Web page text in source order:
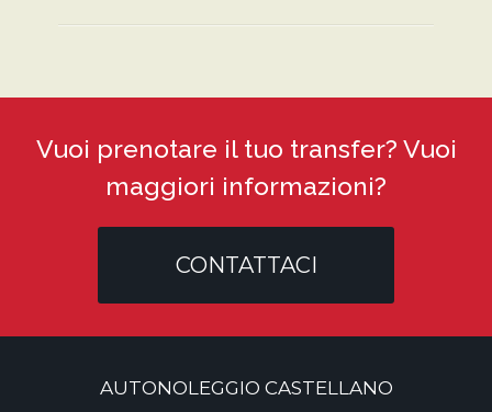
Vuoi prenotare il tuo transfer? Vuoi
maggiori informazioni?
CONTATTACI
AUTONOLEGGIO CASTELLANO